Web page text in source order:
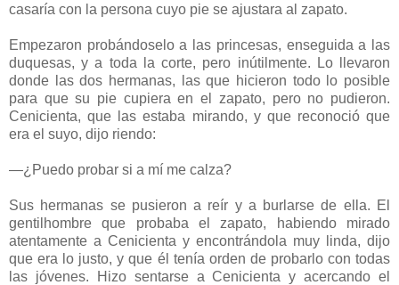
casaría con la persona cuyo pie se ajustara al zapato.
Empezaron probándoselo a las princesas, enseguida a las
duquesas, y a toda la corte, pero inútilmente. Lo llevaron
donde las dos hermanas, las que hicieron todo lo posible
para que su pie cupiera en el zapato, pero no pudieron.
Cenicienta, que las estaba mirando, y que reconoció que
era el suyo, dijo riendo:
—¿Puedo probar si a mí me calza?
Sus hermanas se pusieron a reír y a burlarse de ella. El
gentilhombre que probaba el zapato, habiendo mirado
atentamente a Cenicienta y encontrándola muy linda, dijo
que era lo justo, y que él tenía orden de probarlo con todas
las jóvenes. Hizo sentarse a Cenicienta y acercando el